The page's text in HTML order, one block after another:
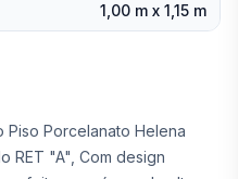
1,00 m x 1,15 m
Piso Porcelanato Helena
RET "A", Com design